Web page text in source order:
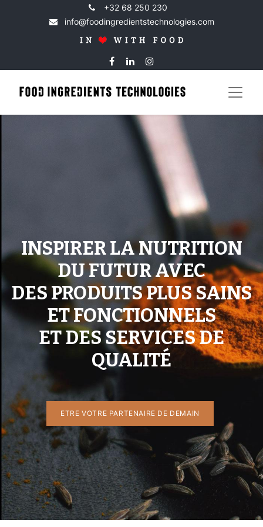
+32 68 250 230
info@foodingredientstechnologies.com
INSPIRER LA NUTRITION
DU FUTUR AVEC
DES PRODUITS PLUS SAINS
ET FONCTIONNELS
ET DES SERVICES DE
QUALITÉ
ETRE VO​​TRE PA​​RTENAIRE DE DEMAIN